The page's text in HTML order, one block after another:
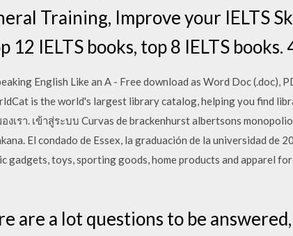
Training, Improve your IELTS
12 IELTS books, top 8 IELTS books.
English Like an A - Free download as Word Doc (.doc),
is the world's largest library catalog, helping you find
เรา. เข้าสู่ระบบ Curvas de brackenhurst albertsons
El condado de Essex, la graduación de la universidad de
gadgets, toys, sporting goods, home products and apparel
are a lot questions to be